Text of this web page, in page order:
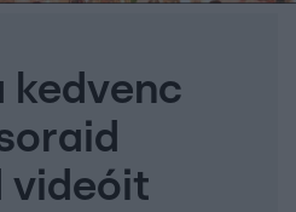
kedvenc
videóit